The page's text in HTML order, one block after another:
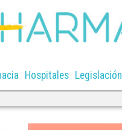
Hospitales Legislación